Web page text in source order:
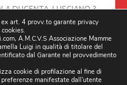
DUCENTA, LUSCIANO3
MARANO: SI PARTE DA
BUCHE E
ex art. 4 provv.to garante privacy
A.M.C.V.S Associazione Mamme
Luigi in qualità di titolare del
dal Garante nel provvedimento
cookie di profilazione al fine di
manifestate dall'utente